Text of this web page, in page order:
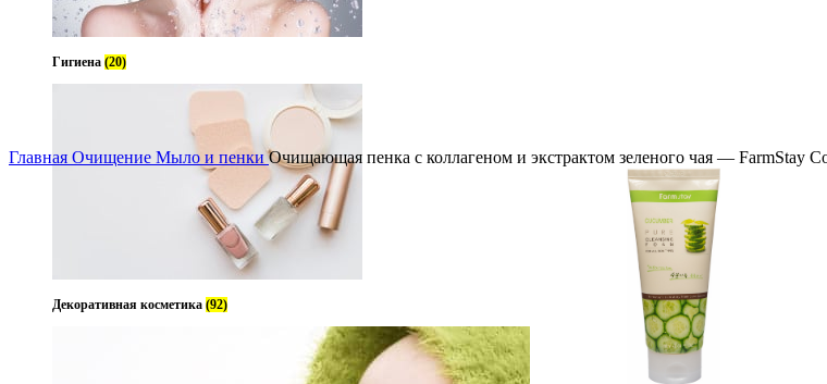
Гигиена (20)
Декоративная косметика (92)
Главная Очищение Мыло и пенкиОчищающая пенка с коллагеном и экстрактом зеленого чая — FarmStay